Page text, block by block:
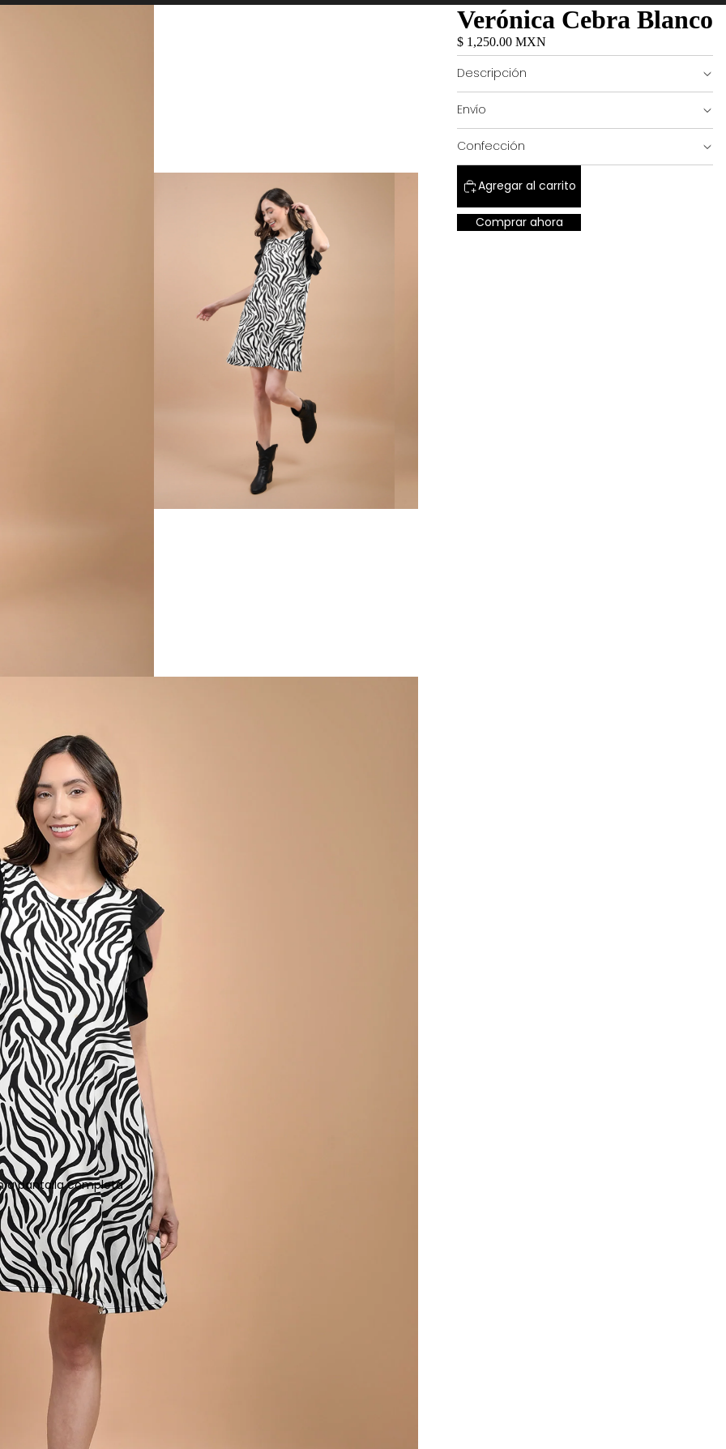
a pantalla completa
Verónica Cebra Blanco
$ 1,250.00 MXN
Descripción
Envío
Confección
Agregar al carrito
Comprar ahora